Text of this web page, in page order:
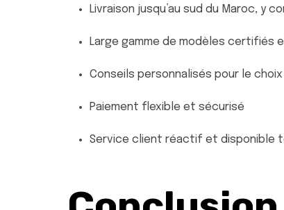
Livraison jusqu’au sud du Maroc, y
Large gamme de modèles certifiés
Conseils personnalisés pour le
Paiement flexible et sécurisé
Service client réactif et disponible